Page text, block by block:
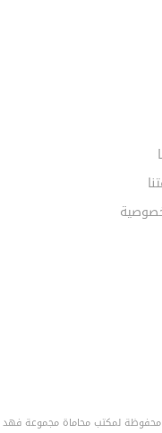
لمكتب محاماة مجموعة فهد